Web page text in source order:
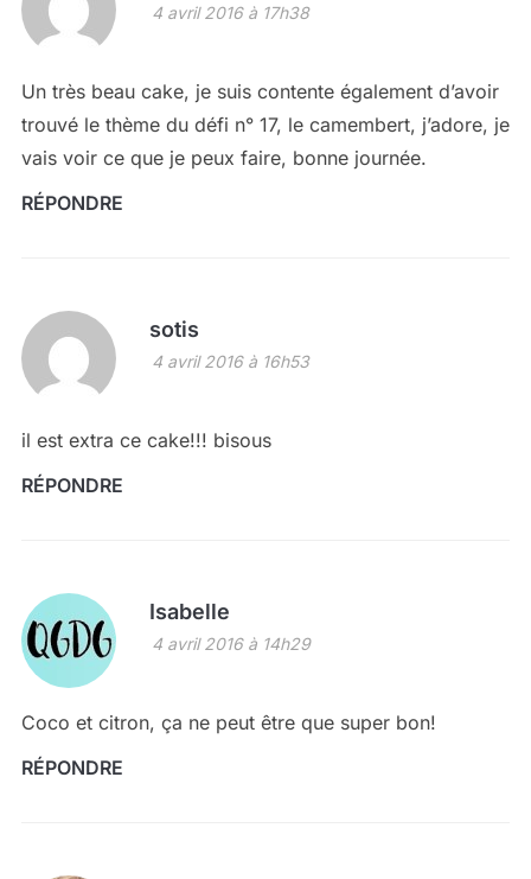
4 avril 2016 à 17h38
Un très beau cake, je suis contente également d’avoir
trouvé le thème du défi n° 17, le camembert, j’adore, je
vais voir ce que je peux faire, bonne journée.
RÉPONDRE
sotis
4 avril 2016 à 16h53
il est extra ce cake!!! bisous
RÉPONDRE
Isabelle
4 avril 2016 à 14h29
Coco et citron, ça ne peut être que super bon!
RÉPONDRE